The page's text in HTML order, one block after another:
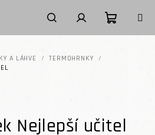
Hledat PřihlášeníNákupní
A LÁHVE / TERMOHRNKY
/
Nejlepší učitel